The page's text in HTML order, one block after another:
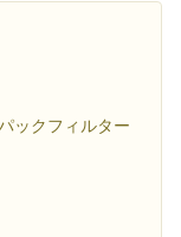
ックフィルター